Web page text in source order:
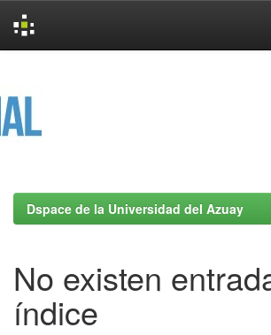
Dspace de la Universidad del Azuay
No existen
índice